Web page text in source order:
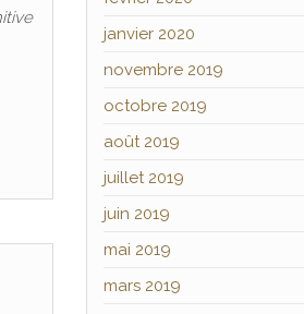
janvier 2020
novembre 2019
octobre 2019
août 2019
juillet 2019
juin 2019
mai 2019
mars 2019